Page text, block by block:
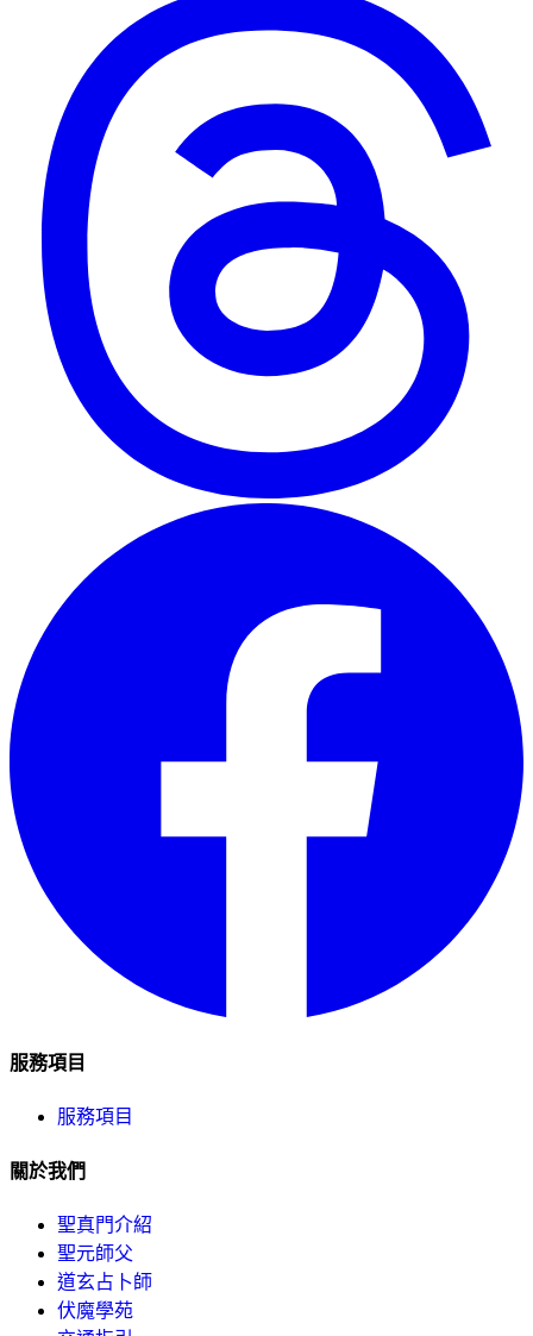
服務項目
服務項目
關於我們
聖真門介紹
聖元師父
道玄占卜師
伏魔學苑